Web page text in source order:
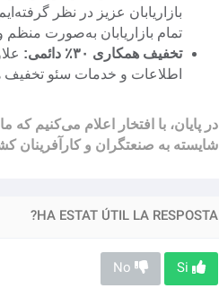
بازاریابان عزیز در نظر
تمام بازاریابان به‌صورت منظم
تخفیف همکاری ۳۰٪ دائمی:
اطلاعات و خدمات سئو تخفیف همکاری دائمی ۳۰٪ را ارائه می‌دهد تا مسیر
در پایان، با افتخار اعلام می‌کنیم
شایسته به صنعتگران و کارآفرینان
HA ESTAT ÚTIL LA RESPOSTA?